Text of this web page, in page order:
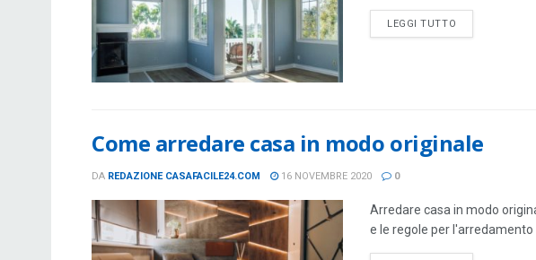
LEGGI TUTTO
Come arredare casa in modo originale
DA REDAZIONE CASAFACILE24.COM 16 NOVEMBRE 2020 0
Arredare casa in modo
e le regole per l'arredamento